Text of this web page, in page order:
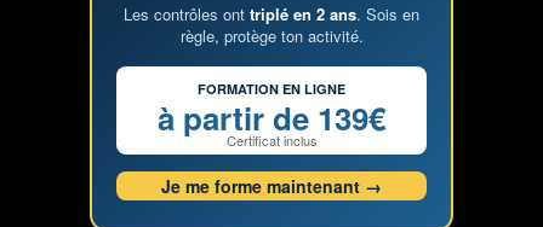
les
problèmes
et
les
solutions
avec
Les contrôles ont triplé en 2 ans. Sois en
règle, protège ton activité.
FORMATION EN LIGNE
à partir de 139€
Certificat inclus
Je me forme maintenant →